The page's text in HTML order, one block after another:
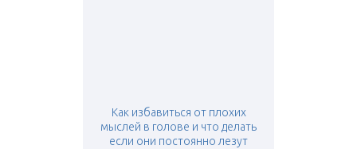
Как избавиться от плохих
мыслей в голове и что делать
если они постоянно лезут